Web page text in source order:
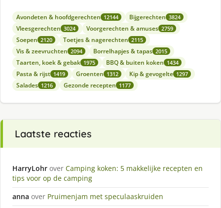
Avondeten & hoofdgerechten 12144 Bijgerechten 3824
Vleesgerechten 3024 Voorgerechten & amuses 2759
Soepen 2120 Toetjes & nagerechten 2115
Vis & zeevruchten 2094 Borrelhapjes & tapas 2015
Taarten, koek & gebak 1975 BBQ & buiten koken 1434
Pasta & rijst 1419 Groenten 1312 Kip & gevogelte 1297
Salades 1216 Gezonde recepten 1177
Laatste reacties
HarryLohr over Camping koken: 5 makkelijke recepten en
tips voor op de camping
anna over Pruimenjam met speculaaskruiden